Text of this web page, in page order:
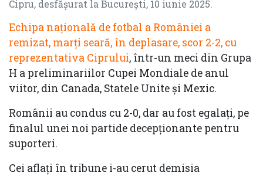
Cipru, desfășurat la București, 10 iunie 2025.
Echipa naţională de fotbal a României a
remizat, marți seară, în deplasare, scor 2-2, cu
reprezentativa Ciprului, într-un meci din Grupa
H a preliminariilor Cupei Mondiale de anul
viitor, din Canada, Statele Unite şi Mexic.
Românii au condus cu 2-0, dar au fost egalați, pe
finalul unei noi partide decepționante pentru
suporteri.
Cei aflați în tribune i-au cerut demisia